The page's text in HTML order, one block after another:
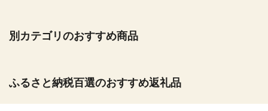
別カテゴリのおすすめ商品
ふるさと納税百選のおすすめ返礼品